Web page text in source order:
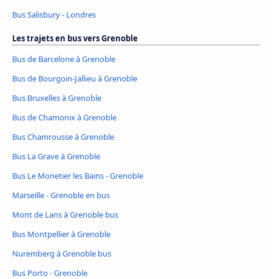
Bus Salisbury - Londres
Les trajets en bus vers Grenoble
Bus de Barcelone à Grenoble
Bus de Bourgoin-Jallieu à Grenoble
Bus Bruxelles à Grenoble
Bus de Chamonix à Grenoble
Bus Chamrousse à Grenoble
Bus La Grave à Grenoble
Bus Le Monetier les Bains - Grenoble
Marseille - Grenoble en bus
Mont de Lans à Grenoble bus
Bus Montpellier à Grenoble
Nuremberg à Grenoble bus
Bus Porto - Grenoble